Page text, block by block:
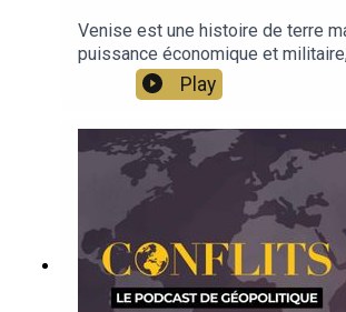
Venise est une histoire de terre
puissance économique et
culturelle. Jean-Baptiste Noé
Venise, terre de capitalisme et
Play